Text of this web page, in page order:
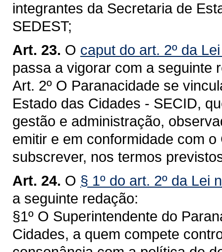
integrantes da Secretaria de
SEDEST;
Art. 23. O caput do art. 2º da
passa a vigorar com a seguinte
Art. 2º O Paranacidade se
Estado das Cidades - SECID,
gestão e administração,
emitir e em conformidade com
subscrever, nos termos
Art. 24. O § 1º do art. 2º da Lei
a seguinte redação:
§1º O Superintendente do
Cidades, a quem compete